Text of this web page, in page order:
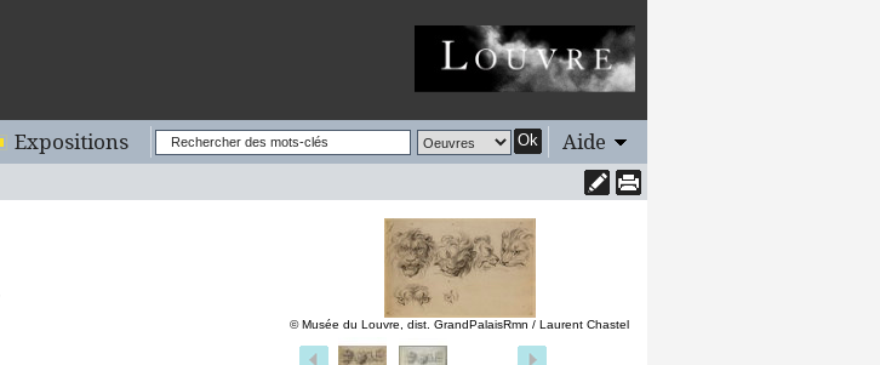
Expositions Ok Aide
© Musée du Louvre, dist. GrandPalaisRmn / Laurent Chastel